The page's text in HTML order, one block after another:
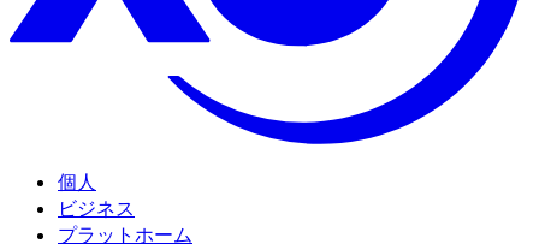
個人
ビジネス
プラットホーム